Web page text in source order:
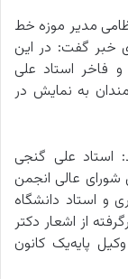
مدیر موزه خط
خبر گفت: در این
و فاخر استاد علی
به نمایش در
استاد علی گنجی
عالی انجمن
و استاد دانشگاه
از اشعار دکتر
پایه‌یک کانون